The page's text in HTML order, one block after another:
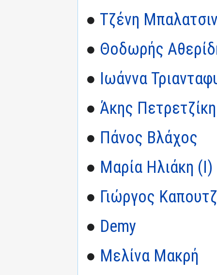
● Τζένη
● Θοδωρής
● Ιωάννα
● Άκης
● Πάνος Βλάχος
● Μαρία Ηλιάκη (I)
● Γιώργος
● Demy
● Μελίνα Μακρή